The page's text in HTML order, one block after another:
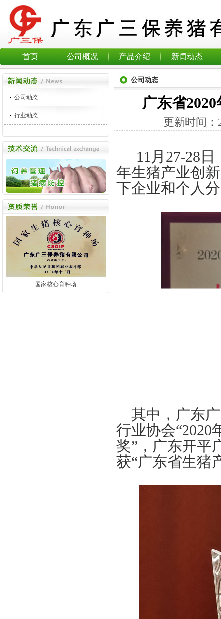
首页 公司概况 产品介绍 新闻动态
公司动态
行业动态
国家核心育种场
公司动态
广东省
更新时间：
11 月 27-28
年生猪产业创
下企业和个人
其中，广东
行业协会“2020
奖”，广东开平
获“广东省生猪